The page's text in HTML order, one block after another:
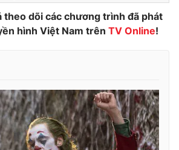
VTV8
theo dõi các chương trình đã phát
hình Việt Nam trên TV Online!